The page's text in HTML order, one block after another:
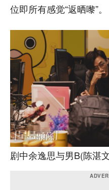
位即所有感觉“返晒嚟”。
剧中余逸思与男B(陈湛